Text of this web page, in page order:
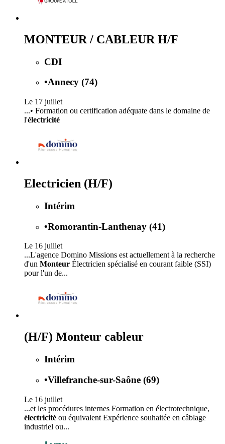
MONTEUR / CABLEUR H/F
CDI
•Annecy (74)
Le 17 juillet
...• Formation ou certification adéquate dans le domaine de
l'électricité
Electricien (H/F)
Intérim
•Romorantin-Lanthenay (41)
Le 16 juillet
...L'agence Domino Missions est actuellement à la recherche
d'un Monteur Électricien spécialisé en courant faible (SSI)
pour l'un de...
(H/F) Monteur cableur
Intérim
•Villefranche-sur-Saône (69)
Le 16 juillet
...et les procédures internes Formation en électrotechnique,
électricité ou équivalent Expérience souhaitée en câblage
industriel ou...